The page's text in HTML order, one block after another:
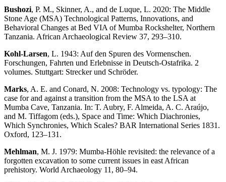
Bushozi, P. M., Skinner, A., and de Luque, L. 2020: The Middle
Stone Age (MSA) Technological Patterns, Innovations, and
Behavioral Changes at Bed VIA of Mumba Rockshelter, Northern
Tanzania. African Archaeological Review 37, 293–310.
Kohl-Larsen, L. 1943: Auf den Spuren des Vormenschen.
Forschungen, Fahrten und Erlebnisse in Deutsch-Ostafrika. 2
volumes. Stuttgart: Strecker und Schröder.
Marks, A. E. and Conard, N. 2008: Technology vs. typology: The
case for and against a transition from the MSA to the LSA at
Mumba Cave, Tanzania. In: T. Aubry, F. Almeida, A. C. Araújo,
and M. Tiffagom (eds.), Space and Time: Which Diachronies,
Which Synchronies, Which Scales? BAR International Series 1831.
Oxford, 123–131.
Mehlman, M. J. 1979: Mumba‐Höhle revisited: the relevance of a
forgotten excavation to some current issues in east African
prehistory. World Archaeology 11, 80–94.